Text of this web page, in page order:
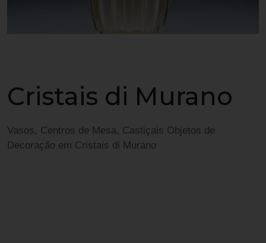
Cristais di Murano
Vasos, Centros de Mesa, Castiçais Objetos de
Decoração em Cristais di Murano